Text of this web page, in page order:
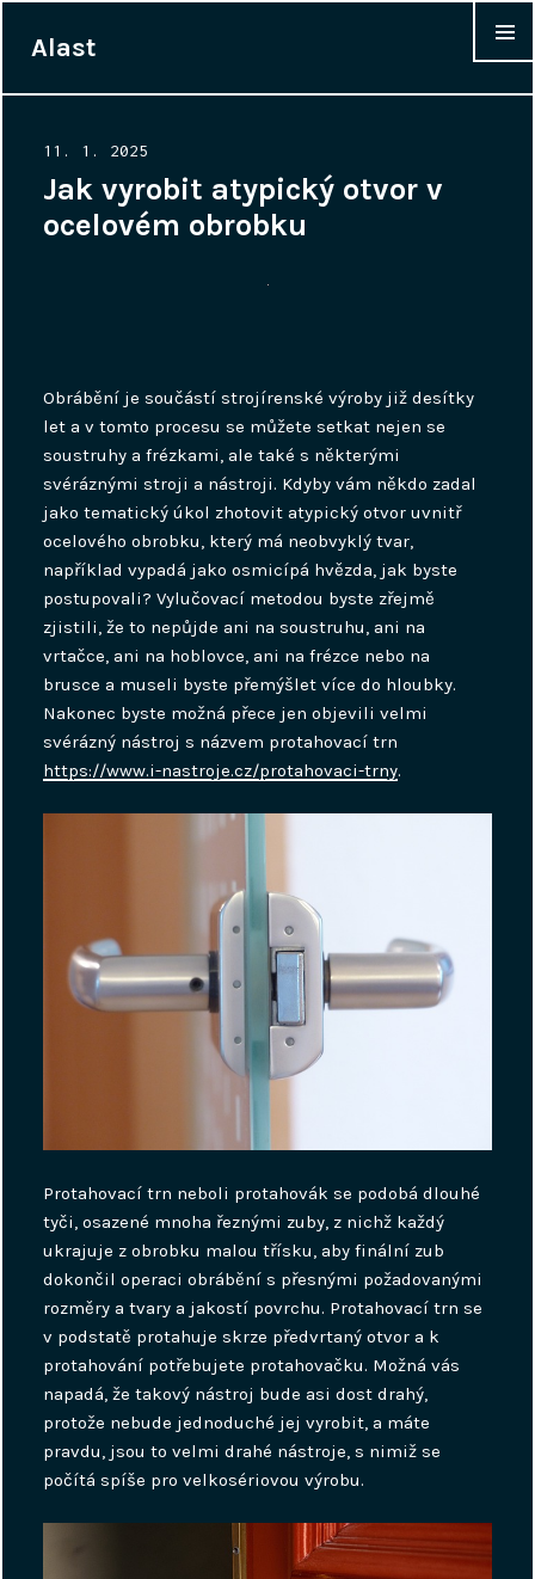
Alast
Posted
on
11. 1. 2025
Jak vyrobit atypický otvor v
ocelovém obrobku
Obrábění je součástí strojírenské výroby již desítky
let a v tomto procesu se můžete setkat nejen se
soustruhy a frézkami, ale také s některými
svéráznými stroji a nástroji. Kdyby vám někdo zadal
jako tematický úkol zhotovit atypický otvor uvnitř
ocelového obrobku, který má neobvyklý tvar,
například vypadá jako osmicípá hvězda, jak byste
postupovali? Vylučovací metodou byste zřejmě
zjistili, že to nepůjde ani na soustruhu, ani na
vrtačce, ani na hoblovce, ani na frézce nebo na
brusce a museli byste přemýšlet více do hloubky.
Nakonec byste možná přece jen objevili velmi
svérázný nástroj s názvem protahovací trn
https://www.i-nastroje.cz/protahovaci-trny.
Protahovací trn neboli protahovák se podobá dlouhé
tyči, osazené mnoha řeznými zuby, z nichž každý
ukrajuje z obrobku malou třísku, aby finální zub
dokončil operaci obrábění s přesnými požadovanými
rozměry a tvary a jakostí povrchu. Protahovací trn se
v podstatě protahuje skrze předvrtaný otvor a k
protahování potřebujete protahovačku. Možná vás
napadá, že takový nástroj bude asi dost drahý,
protože nebude jednoduché jej vyrobit, a máte
pravdu, jsou to velmi drahé nástroje, s nimiž se
počítá spíše pro velkosériovou výrobu.